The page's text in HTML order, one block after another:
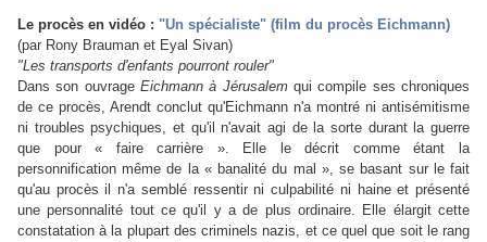
Le procès en vidéo : "Un spécialiste" (film du procès Eichmann)
(par Rony Brauman et Eyal Sivan)
"Les transports d'enfants pourront rouler"
Dans son ouvrage Eichmann à Jérusalemqui compile ses chroniques
de ce procès, Arendt conclut qu'Eichmann n'a montré ni antisémitisme
ni troubles psychiques, et qu'il n'avait agi de la sorte durant la guerre
que pour « faire carrière ». Elle le décrit comme étant la
personnification même de la « banalité du mal », se basant sur le fait
qu'au procès il n'a semblé ressentir ni culpabilité ni haine et présenté
une personnalité tout ce qu'il y a de plus ordinaire. Elle élargit cette
constatation à la plupart des criminels nazis, et ce quel que soit le rang